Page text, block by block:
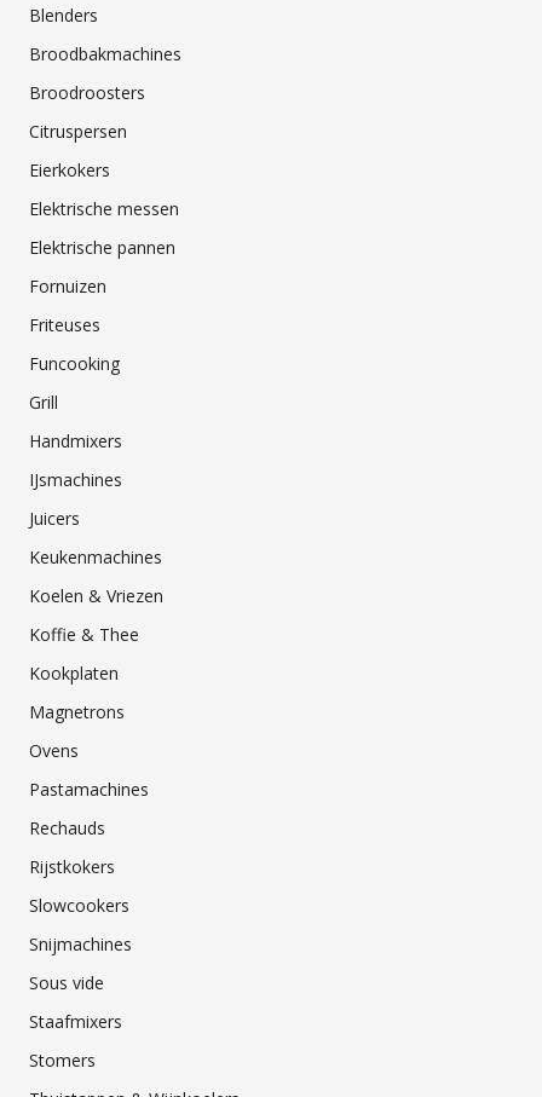
Blenders
Broodbakmachines
Broodroosters
Citruspersen
Eierkokers
Elektrische messen
Elektrische pannen
Fornuizen
Friteuses
Funcooking
Grill
Handmixers
IJsmachines
Juicers
Keukenmachines
Koelen & Vriezen
Koffie & Thee
Kookplaten
Magnetrons
Ovens
Pastamachines
Rechauds
Rijstkokers
Slowcookers
Snijmachines
Sous vide
Staafmixers
Stomers